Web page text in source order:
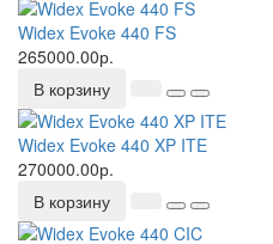
Widex Evoke 440 FS
265000.00р.
В корзину
Widex Evoke 440 XP ITE
270000.00р.
В корзину